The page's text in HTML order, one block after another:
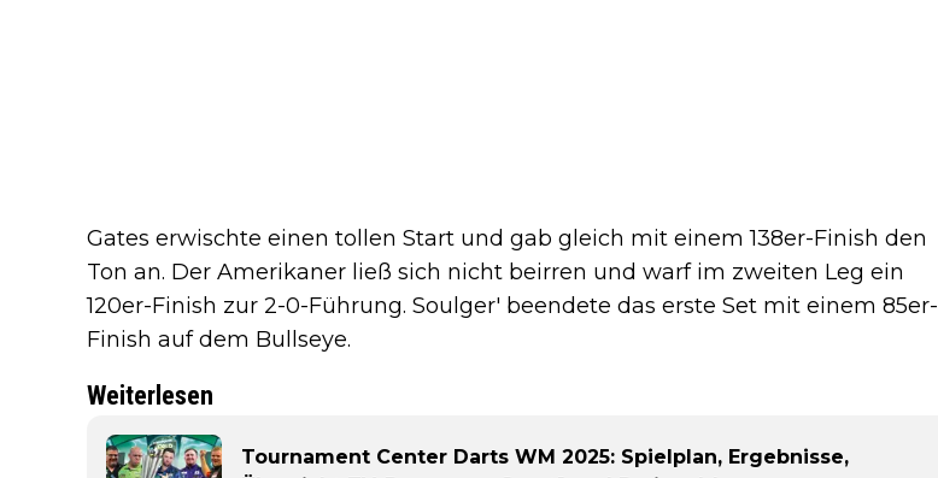
Gates erwischte einen tollen Start und gab gleich mit einem 138er-Finish den
Ton an. Der Amerikaner ließ sich nicht beirren und warf im zweiten Leg ein
120er-Finish zur 2-0-Führung. Soulger' beendete das erste Set mit einem 85er-
Finish auf dem Bullseye.
Weiterlesen
Tournament Center Darts WM 2025: Spielplan, Ergebnisse,